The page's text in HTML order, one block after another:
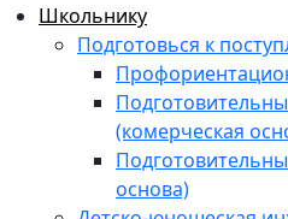
Школьнику
Подготовься к
(комерческая
основа)